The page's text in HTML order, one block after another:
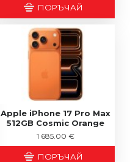
ПОРЪЧАЙ
Apple iPhone 17 Pro Max
512GB Cosmic Orange
1 685.00 €
ПОРЪЧАЙ